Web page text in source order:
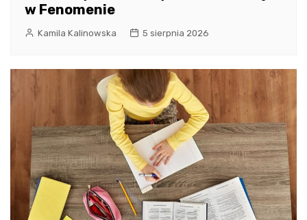
w Fenomenie
Kamila Kalinowska 5 sierpnia 2026